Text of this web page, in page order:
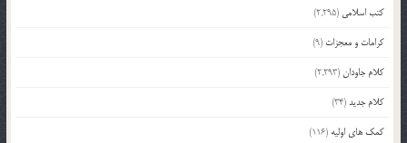
کتب اسلامی (2,295)
کرامات و معجزات (9)
کلام جاودان(2,293)
کلام جدید(34)
کمک های اولیه (116)